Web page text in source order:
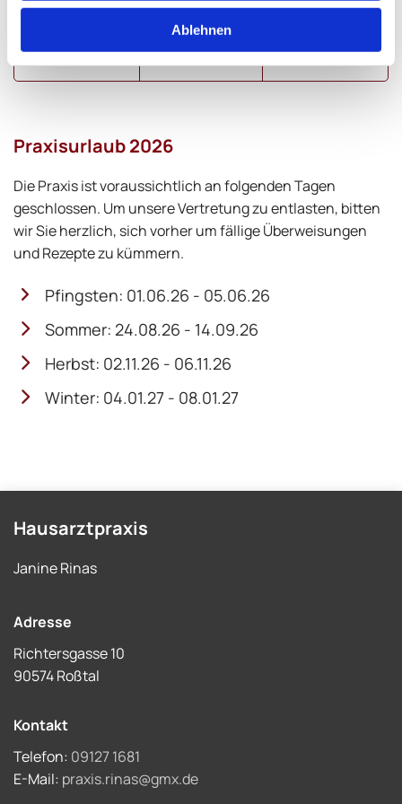
Ablehnen
08:00 – 12:00
Uhr
Praxisurlaub 2026
Die Praxis ist voraussichtlich an folgenden Tagen
geschlossen. Um unsere Vertretung zu entlasten, bitten
wir Sie herzlich, sich vorher um fällige Überweisungen
und Rezepte zu kümmern.
Pfingsten: 01.06.26 - 05.06.26
Sommer: 24.08.26 - 14.09.26
Herbst: 02.11.26 - 06.11.26
Winter: 04.01.27 - 08.01.27
Hausarztpraxis
Janine Rinas
Adresse
Richtersgasse 10
90574 Roßtal
Kontakt
Telefon: 09127 1681
E-Mail: praxis.rinas@gmx.de